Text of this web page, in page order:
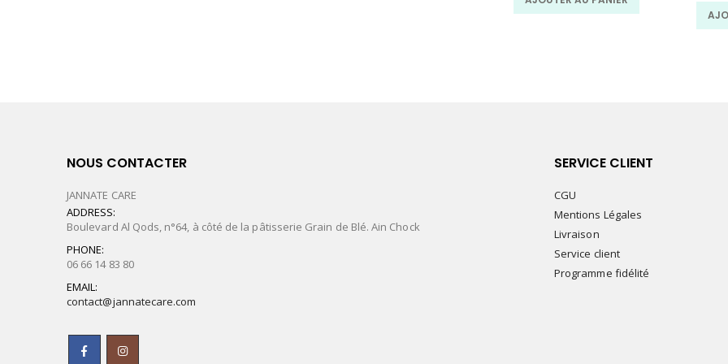
NOUS CONTACTER
JANNATE CARE
ADDRESS:
Boulevard Al Qods, n°64, à côté de la pâtisserie Grain de Blé. Ain Chock
PHONE:
06 66 14 83 80
EMAIL:
contact@jannatecare.com
SERVICE CLIENT
CGU
Mentions Légales
Livraison
Service client
Programme fidélité